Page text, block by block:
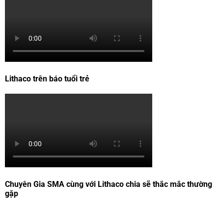
Lithaco trên báo tuổi trẻ
Chuyên Gia SMA cùng với Lithaco chia sẽ thắc mắc thường
gặp